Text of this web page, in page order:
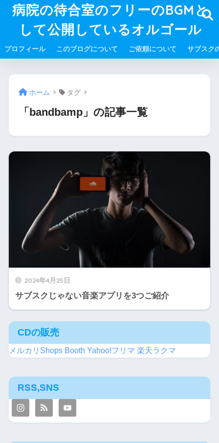
病院の待合室のフリーのBGMと
して公開しているオルゴール
プロフィール このブログについて ご依頼について サブスク
ホーム タグ
「bandbamp」の記事一覧
2024年4月25日
サブスクじゃない音楽アプリを3つご紹介
CDの販売
メルカリShops Booth Yahoo!フリマ 楽天ラクマ
RSS,SNS